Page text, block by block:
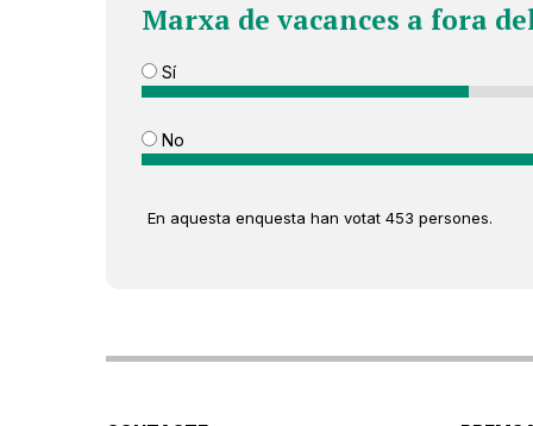
Marxa de vacances a fora
Sí
No
En aquesta enquesta han votat 453 persones.